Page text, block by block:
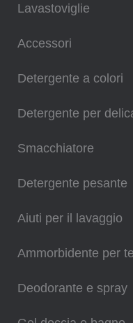
Lavastoviglie
Accessori
Detergente a colori
Detergente per
Smacchiatore
Detergente pesante
Aiuti per il lavaggio
Ammorbidente per
Deodorante e spray